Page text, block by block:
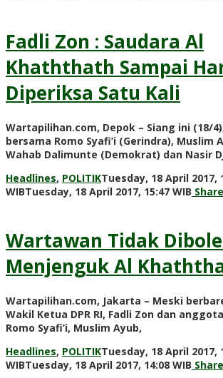
Fadli Zon : Saudara Al
Khaththath Sampai
Diperiksa Satu Kali
Wartapilihan.com, Depok – Siang ini (18/
bersama Romo Syafi’i (Gerindra), Muslim
Wahab Dalimunte (Demokrat) dan Nasir
Headlines, POLITIKTuesday, 18 April 2017,
WIBTuesday, 18 April 2017, 15:47 WIB by
Share
Wartawan Tidak
Menjenguk Al
Wartapilihan.com, Jakarta – Meski
Wakil Ketua DPR RI, Fadli Zon dan
Romo Syafi’i, Muslim Ayub,
Headlines, POLITIKTuesday, 18 April 2017,
WIBTuesday, 18 April 2017, 14:08 WIB by
Share